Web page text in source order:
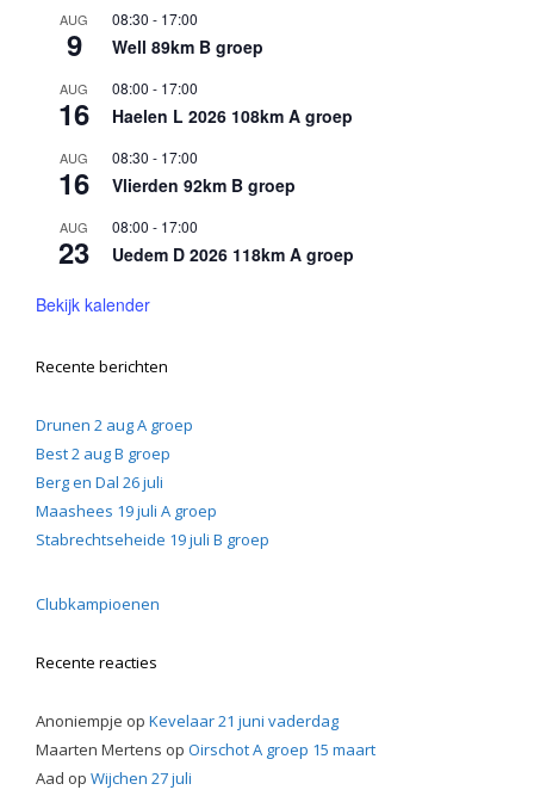
AUG
9
08:30 - 17:00
Well 89km B groep
AUG
16
08:00 - 17:00
Haelen L 2026 108km A groep
AUG
16
08:30 - 17:00
Vlierden 92km B groep
AUG
23
08:00 - 17:00
Uedem D 2026 118km A groep
Bekijk kalender
Recente berichten
Drunen 2 aug A groep
Best 2 aug B groep
Berg en Dal 26 juli
Maashees 19 juli A groep
Stabrechtseheide 19 juli B groep
Clubkampioenen
Recente reacties
Anoniempje op Kevelaar 21 juni vaderdag
Maarten Mertens op Oirschot A groep 15 maart
Aad op Wijchen 27 juli